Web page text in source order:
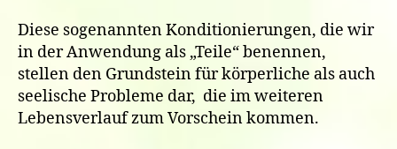
Diese sogenannten Konditionierungen, die wir
in der Anwendung als „Teile“ benennen,
stellen den Grundstein für körperliche als auch
seelische Probleme dar, die im weiteren
Lebensverlauf zum Vorschein kommen.